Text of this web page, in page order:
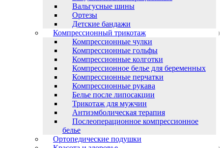
Вальгусные шины
Ортезы
Детские бандажи
Компрессионный трикотаж
Компрессионные чулки
Компрессионные гольфы
Компрессионные колготки
Компрессионное белье для беременных
Компрессионные перчатки
Компрессионные рукава
Белье после липосакции
Трикотаж для мужчин
Антиэмболическая терапия
Послеоперационное компрессионное
белье
Ортопедические подушки